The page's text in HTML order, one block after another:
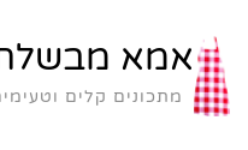
אמא
מתכונים קלים